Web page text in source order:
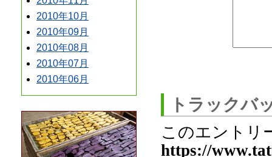
2010年10月
2010年09月
2010年08月
2010年07月
2010年06月
トラックバ
このエントリ
https://